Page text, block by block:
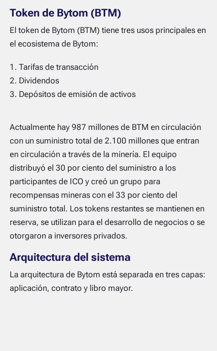
Token de Bytom (BTM)
El token de Bytom (BTM) tiene tres usos principales en
el ecosistema de Bytom:
Tarifas de transacción
Dividendos
Depósitos de emisión de activos
Actualmente hay 987 millones de BTM en circulación
con un suministro total de 2.100 millones que entran
en circulación a través de la minería. El equipo
distribuyó el 30 por ciento del suministro a los
participantes de ICO y creó un grupo para
recompensas mineras con el 33 por ciento del
suministro total. Los tokens restantes se mantienen en
reserva, se utilizan para el desarrollo de negocios o se
otorgaron a inversores privados.
Arquitectura del sistema
La arquitectura de Bytom está separada en tres capas:
aplicación, contrato y libro mayor.